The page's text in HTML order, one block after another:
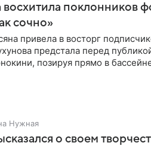
поклонников
сочно»
привела в восторг
предстала перед
позируя прямо в
Нужная
о своем